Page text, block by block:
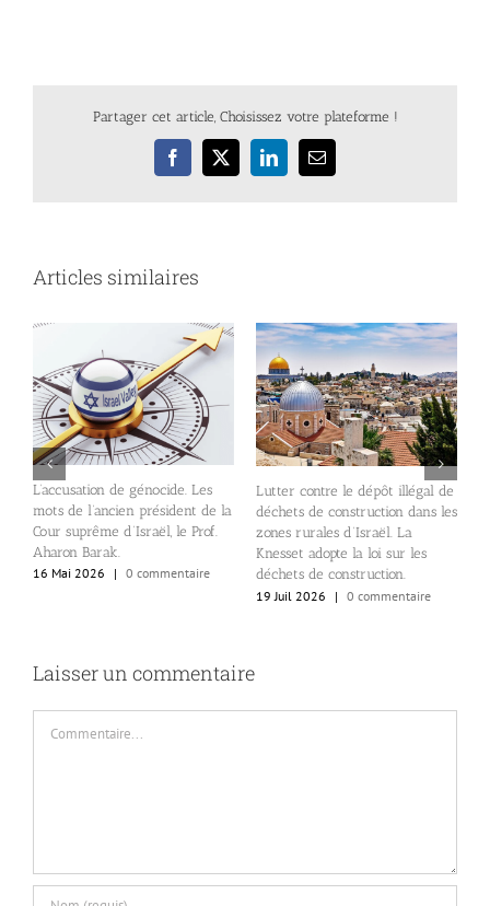
Partager cet article, Choisissez votre plateforme !
Facebook
X LinkedInEmail
Articles similaires
L’accusation de génocide. Les
mots de l’ancien président de la
Cour suprême d’Israël, le Prof.
Aharon Barak.
16 Mai 2026
| 0 commentaire
Lutter contre le dépôt illégal de
déchets de construction dans les
zones rurales d’Israël. La
Knesset adopte la loi sur les
déchets de construction.
19 Juil 2026
| 0 commentaire
Laisser un commentaire